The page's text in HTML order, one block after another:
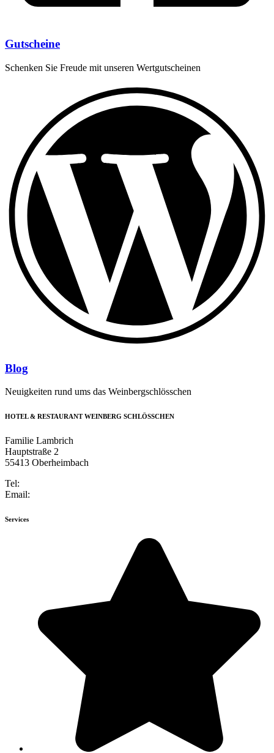
Gutscheine
Schenken Sie Freude mit unseren Wertgutscheinen
Blog
Neuigkeiten rund ums das Weinbergschlösschen
HOTEL & RESTAURANT WEINBERG SCHLÖSSCHEN
Familie Lambrich
Hauptstraße 2
55413 Oberheimbach
Tel:
Email:
Services